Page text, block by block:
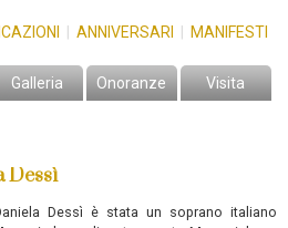
ANNIVERSARI MANIFESTI
Galleria Onoranze Visita
Dessì
Dessì è stata un soprano italiano